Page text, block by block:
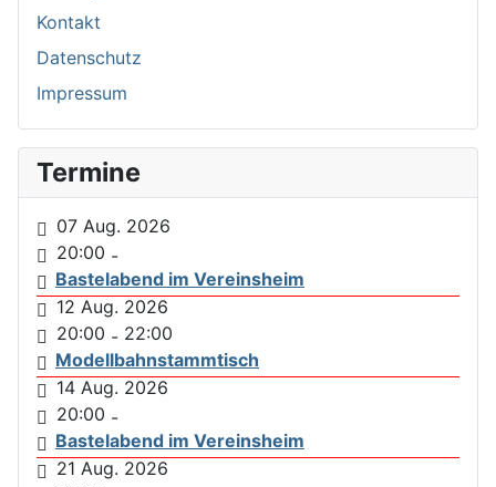
Kontakt
Datenschutz
Impressum
Termine
07 Aug. 2026
20:00 -
Bastelabend im Vereinsheim
12 Aug. 2026
20:00 - 22:00
Modellbahnstammtisch
14 Aug. 2026
20:00 -
Bastelabend im Vereinsheim
21 Aug. 2026